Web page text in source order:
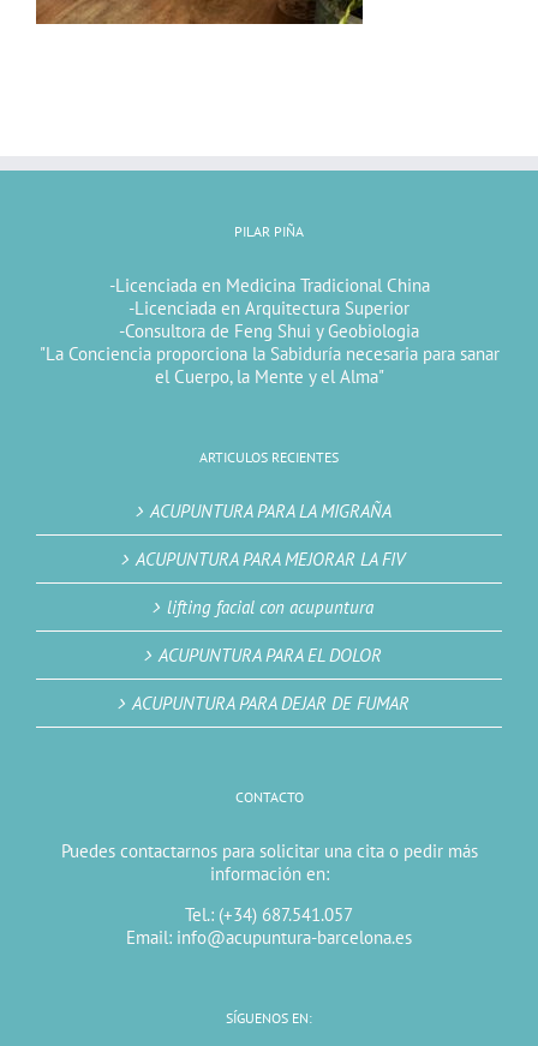
PILAR PIÑA
-Licenciada en Medicina Tradicional China
-Licenciada en Arquitectura Superior
-Consultora de Feng Shui y Geobiologia
"La Conciencia proporciona la Sabiduría necesaria para sanar
el Cuerpo, la Mente y el Alma"
ARTICULOS RECIENTES
ACUPUNTURA PARA LA MIGRAÑA
ACUPUNTURA PARA MEJORAR LA FIV
lifting facial con acupuntura
ACUPUNTURA PARA EL DOLOR
ACUPUNTURA PARA DEJAR DE FUMAR
CONTACTO
Puedes contactarnos para solicitar una cita o pedir más
información en:
Tel.: (+34) 687.541.057
Email: info@acupuntura-barcelona.es
SÍGUENOS EN: